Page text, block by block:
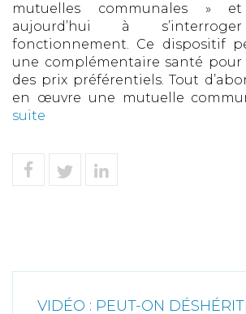
mutuelles communales »
aujourd’hui à
fonctionnement. Ce dispositif
une complémentaire santé pour
des prix préférentiels. Tout
en œuvre une mutuelle
suite
VIDÉO : PEUT-ON